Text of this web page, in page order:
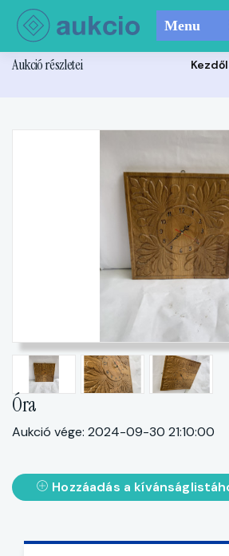
Menu
Aukció részletei
Óra
Aukció vége: 2024-09-30 21:10:00
Hozzáadás a